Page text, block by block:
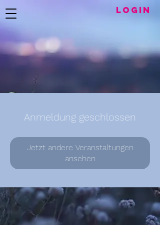
LogIN
Anmeldung geschlossen
Jetzt andere Veranstaltungen
ansehen